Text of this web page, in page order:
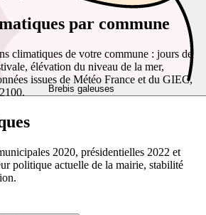
Brebis galeuses
par commune
climatiques de votre commune : jours de
élévation du niveau de la mer,
issues de Météo France et du GIEC,
2020, présidentielles 2022 et
politique actuelle de la mairie, stabilité